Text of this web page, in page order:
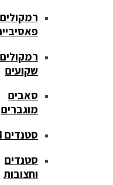
רמקולים
פאסיביים
רמקולים
שקועים
סאבים
מוגברים
סטנדים K&M
סטנדים
וחצובות